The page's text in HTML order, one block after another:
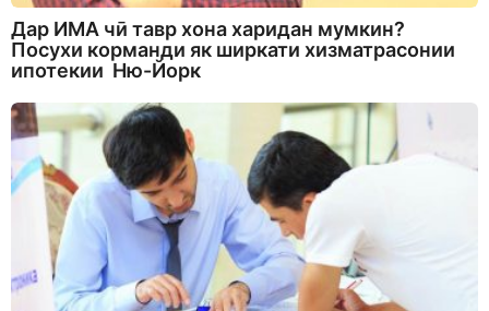
Дар ИМА чӣ тавр хона харидан мумкин?
Посухи корманди як ширкати хизматрасонии
ипотекии Ню-Йорк